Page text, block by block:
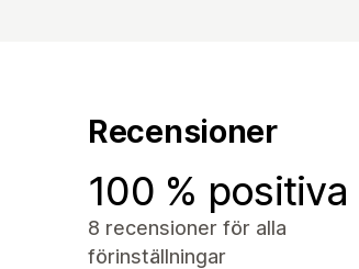
Recensioner
100 % positiva
8 recensioner för alla
förinställningar